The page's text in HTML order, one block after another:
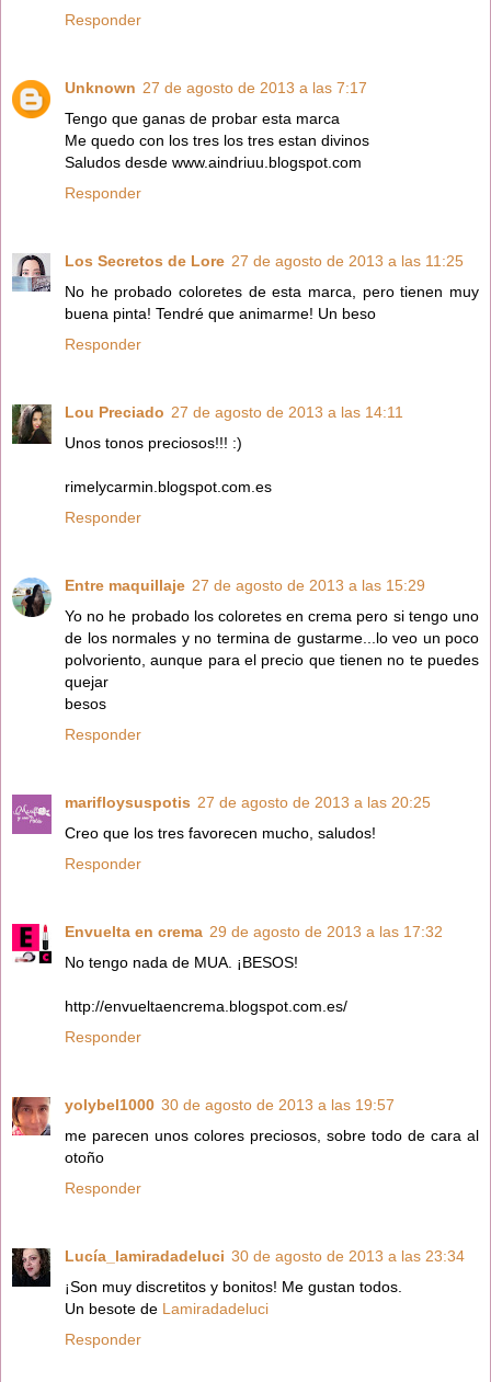
Responder
Unknown 27 de agosto de 2013 a las 7:17
Tengo que ganas de probar esta marca
Me quedo con los tres los tres estan divinos
Saludos desde www.aindriuu.blogspot.com
Responder
Los Secretos de Lore 27 de agosto de 2013 a las 11:25
No he probado coloretes de esta marca, pero tienen muy
buena pinta! Tendré que animarme! Un beso
Responder
Lou Preciado 27 de agosto de 2013 a las 14:11
Unos tonos preciosos!!! :)
rimelycarmin.blogspot.com.es
Responder
Entre maquillaje 27 de agosto de 2013 a las 15:29
Yo no he probado los coloretes en crema pero si tengo uno
de los normales y no termina de gustarme...lo veo un poco
polvoriento, aunque para el precio que tienen no te puedes
quejar
besos
Responder
marifloysuspotis 27 de agosto de 2013 a las 20:25
Creo que los tres favorecen mucho, saludos!
Responder
Envuelta en crema 29 de agosto de 2013 a las 17:32
No tengo nada de MUA. ¡BESOS!
http://envueltaencrema.blogspot.com.es/
Responder
yolybel1000 30 de agosto de 2013 a las 19:57
me parecen unos colores preciosos, sobre todo de cara al
otoño
Responder
Lucía_lamiradadeluci 30 de agosto de 2013 a las 23:34
¡Son muy discretitos y bonitos! Me gustan todos.
Un besote de Lamiradadeluci
Responder